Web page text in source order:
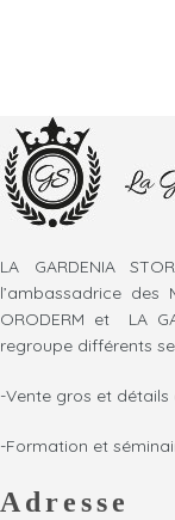
LA GARDENIA
l’ambassadrice des
ORODERM et LA
regroupe différents
-Vente gros et
-Formation et
Adresse